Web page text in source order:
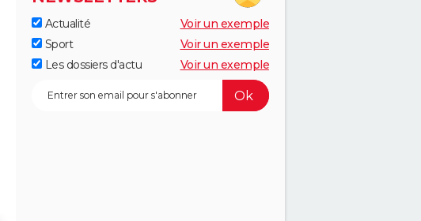
Actualité
Voir un exemple
Sport
Voir un exemple
Les dossiers d'actu
Voir un exemple